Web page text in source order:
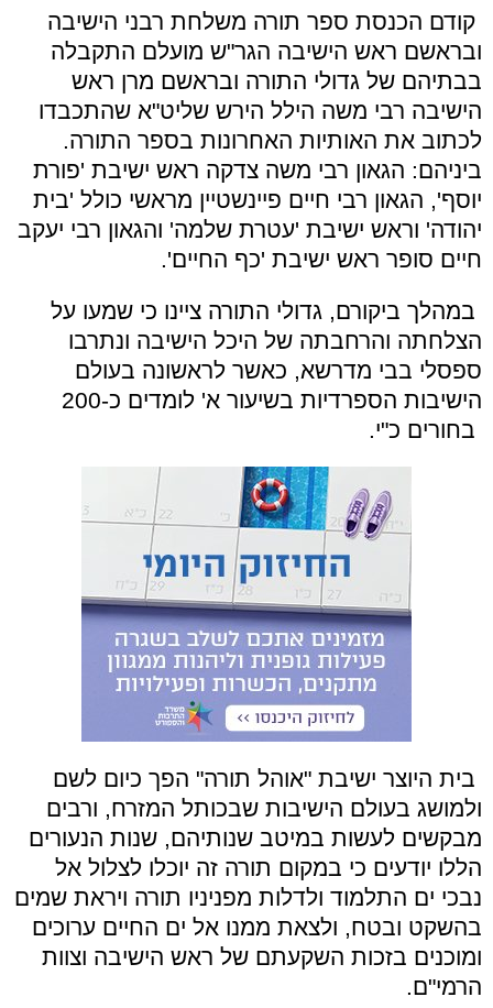
קודם הכנסת ספר תורה משלחת רבני הישיבה
ובראשם ראש הישיבה הגר"ש מועלם התקבלה
בבתיהם של גדולי התורה ובראשם מרן ראש
הישיבה רבי משה הילל הירש שליט"א שהתכבדו
לכתוב את האותיות האחרונות בספר התורה.
ביניהם: הגאון רבי משה צדקה ראש ישיבת 'פורת
יוסף', הגאון רבי חיים פיינשטיין מראשי כולל 'בית
יהודה' וראש ישיבת 'עטרת שלמה' והגאון רבי יעקב
חיים סופר ראש ישיבת 'כף החיים'.
במהלך ביקורם, גדולי התורה ציינו כי שמעו על
הצלחתה והרחבתה של היכל הישיבה ונתרבו
ספסלי בבי מדרשא, כאשר לראשונה בעולם
הישיבות הספרדיות בשיעור א' לומדים כ-200
בחורים כ"י.
בית היוצר ישיבת "אוהל תורה" הפך כיום לשם
ולמושג בעולם הישיבות שבכותל המזרח, ורבים
מבקשים לעשות במיטב שנותיהם, שנות הנעורים
הללו יודעים כי במקום תורה זה יוכלו לצלול אל
נבכי ים התלמוד ולדלות מפניניו תורה ויראת שמים
בהשקט ובטח, ולצאת ממנו אל ים החיים ערוכים
ומוכנים בזכות השקעתם של ראש הישיבה וצוות
הרמי"ם.